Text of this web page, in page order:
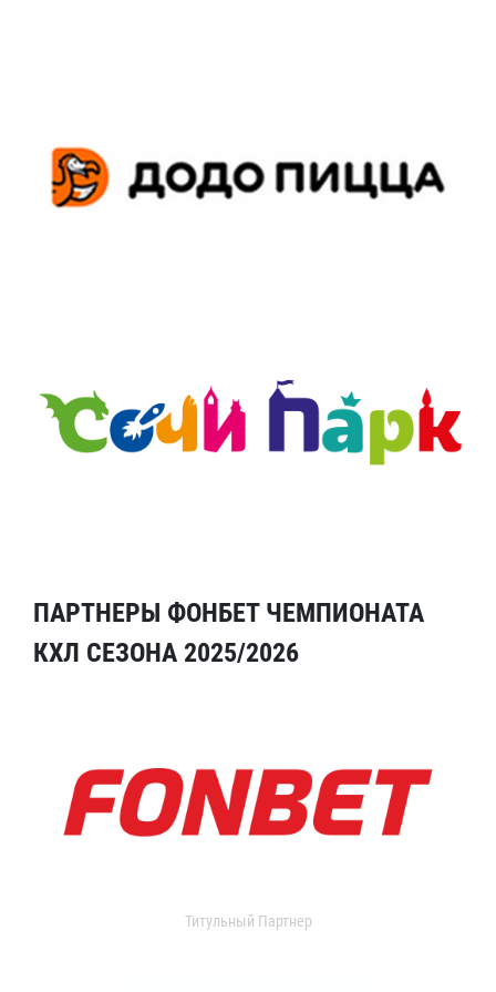
ПАРТНЕРЫ ФОНБЕТ ЧЕМПИОНАТА
КХЛ СЕЗОНА 2025/2026
Титульный Партнер